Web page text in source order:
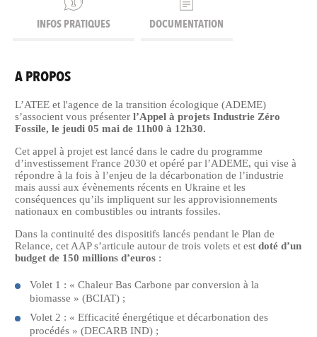
INFOS PRATIQUES DOCUMENTATION
A PROPOS
L’ATEE et l'agence de la transition écologique (ADEME)
s’associent vous présenterl’Appel à projets Industrie Zéro
Fossile, le jeudi 05 mai de 11h00 à 12h30.
Cet appel à projet est lancé dans le cadre du programme
d’investissement France 2030 et opéré par l’ADEME, qui vise à
répondre à la fois à l’enjeu de la décarbonation de l’industrie
mais aussi aux évènements récents en Ukraine et les
conséquences qu’ils impliquent sur les approvisionnements
nationaux en combustibles ou intrants fossiles.
Dans la continuité des dispositifs lancés pendant le Plan de
Relance, cet AAP s’articule autour de trois volets et est doté d’un
budget de 150 millions d’euros :
Volet 1 : « Chaleur Bas Carbone par conversion à la
biomasse » (BCIAT) ;
Volet 2 : « Efficacité énergétique et décarbonation des
procédés » (DECARB IND) ;